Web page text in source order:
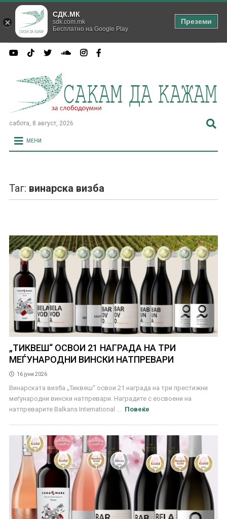
сабота, 8 август, 2026
МЕНИ
Таг: винарска визба
„ТИКВЕШ“ ОСВОИ 21 НАГРАДА НА ТРИ
МЕЃУНАРОДНИ ВИНСКИ НАТПРЕВАРИ
16 јуни 2026
Винарската визба „Тиквеш“ освои 21 награда на три престижни
меѓународни вински натпревари. Наградите с еосвоени на
натпреварите Balkans International ...
Повеќе
СДК.МК
sdk.com.mk
Бесплатно на Google Play
Преземи